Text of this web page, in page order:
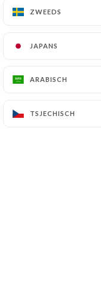
ZWEEDS
JAPANS
ARABISCH
TSJECHISCH
ZWEEDS
JAPANS
ARABISCH
TSJECHISCH